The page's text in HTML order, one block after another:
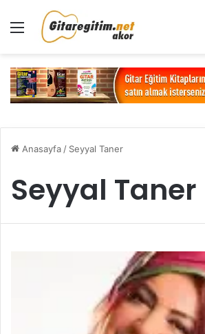
Menü
Anasayfa / Seyyal Taner
Seyyal Taner